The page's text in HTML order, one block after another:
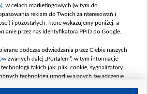
, w celach marketingowych (w tym do
reklam do Twoich zainteresowań i
i pozostałych, które wskazujemy poniżej, a
przez nas identyfikatora PPID do Google.
podczas odwiedzania przez Ciebie naszych
zwanych dalej „Portalem”, w tym informacje
technologii takich jak: pliki cookie, sygnalizatory
technologii umożliwiających świadczenie